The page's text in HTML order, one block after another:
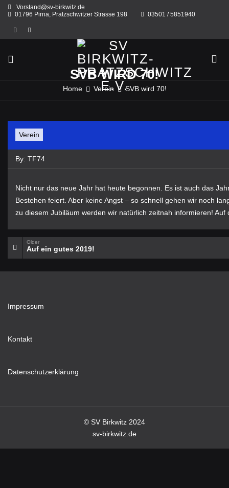
Skip
Vorstand@sv-birkwitz.de
01796 Pirna, Pratzschwitzer Strasse 198
03501 / 5851940
SVB WIRD 70!
Home Verein SVB wird 70!
Verein
By: TF74
Nicht nur das neue Jahr hat heute begonnen. Es ist auch das
Bestehen feiert. Aber keine Angst – so schnell gehen wir noch
zu diesem Jubiläum werden wir natürlich zeitnah informieren! Auf
Older
Auf ein gutes 2019!
Impressum
Kontakt
Datenschutzerklärung
© SV Birkwitz 2024
sv-birkwitz.de